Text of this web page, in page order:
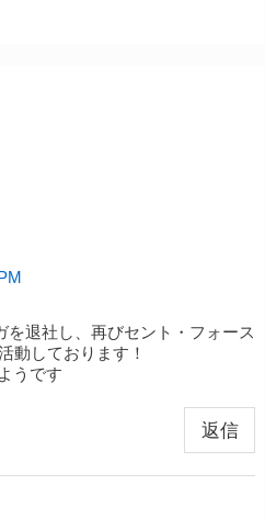
を退社し、再びセント・フォース
動しております！
うです
返信